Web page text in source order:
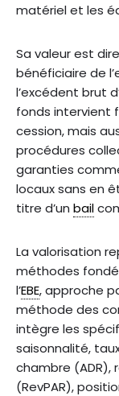
matériel et les
Sa valeur est
bénéficiaire de
l’excédent brut
fonds intervient
cession, mais
procédures
garanties
locaux sans en
titre d’un bail
La valorisation
méthodes
l’EBE, approche
méthode des
intègre les
saisonnalité,
chambre (ADR),
(RevPAR),